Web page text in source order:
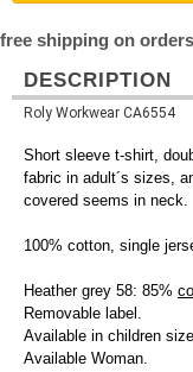
free shipping on
DESCRIPTION
Roly Workwear CA6554
Short sleeve t-shirt,
fabric in adult´s sizes,
covered seems in neck.
100% cotton, single
Heather grey 58: 85%
Removable label.
Available in children
Available Woman.